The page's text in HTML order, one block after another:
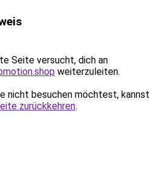
Seite versucht, dich an
weiterzuleiten.
nicht besuchen möchtest, kannst
zurückkehren.